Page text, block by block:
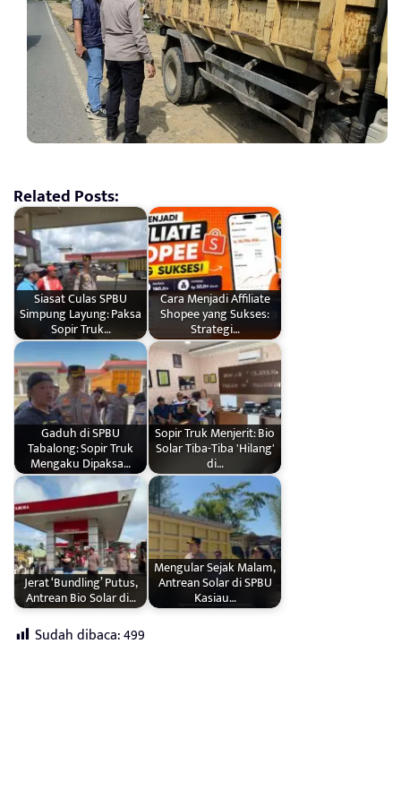
Related Posts:
Siasat Culas SPBU
Simpung Layung: Paksa
Sopir Truk…
Cara Menjadi Affiliate
Shopee yang Sukses:
Strategi…
Gaduh di SPBU
Tabalong: Sopir Truk
Mengaku Dipaksa…
Sopir Truk Menjerit: Bio
Solar Tiba-Tiba 'Hilang'
di…
Jerat ‘Bundling’ Putus,
Antrean Bio Solar di…
Mengular Sejak Malam,
Antrean Solar di SPBU
Kasiau…
Sudah dibaca:499